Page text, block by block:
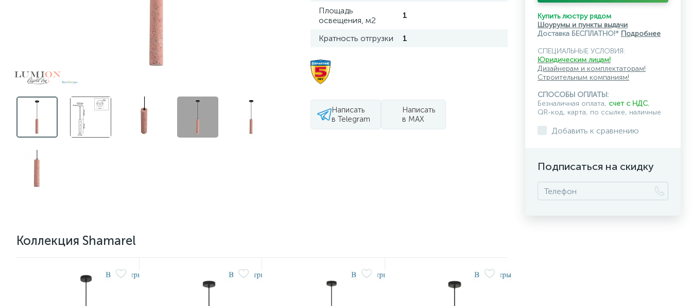
Площадь
освещения, м2
1
Кратность отгрузки 1
Написать
в Telegram
Написать
в MAX
Коллекция Shamarel
Купить люстру рядом
Шоурумы и пункты выдачи
Доставка БЕСПЛАТНО!* Подробнее
СПЕЦИАЛЬНЫЕ УСЛОВИЯ:
Юридическим лицам!
Дизайнерам и комплектаторам!
Строительным компаниям!
СПОСОБЫ ОПЛАТЫ:
Безналичная оплата, счет с НДС,
QR-код, карта, по ссылке, наличные
Добавить к сравнению
Подписаться на скидку